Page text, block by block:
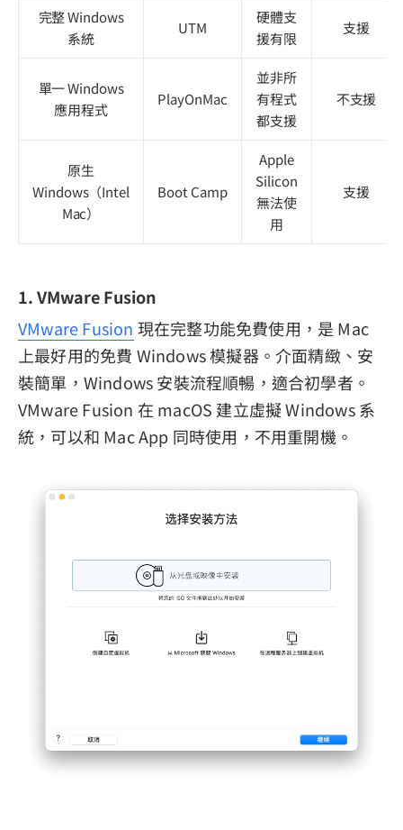
完整 Windows
系統
UTM
硬體支
援有限
支援
單一 Windows
應用程式
PlayOnMac
並非所
有程式
都支援
不支援
原生
Windows（Intel
Mac）
Boot Camp
Apple
Silicon
無法使
用
支援
1. VMware Fusion
VMware Fusion 現在完整功能免費使用，是 Mac
上最好用的免費 Windows 模擬器。介面精緻、安
裝簡單，Windows 安裝流程順暢，適合初學者。
VMware Fusion 在 macOS 建立虛擬 Windows 系
統，可以和 Mac App 同時使用，不用重開機。